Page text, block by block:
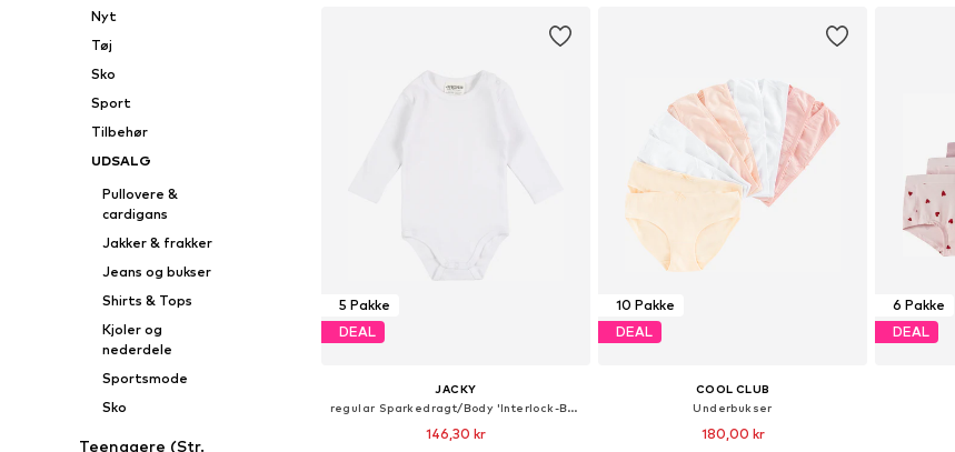
Nyt
Tøj
Sko
Sport
Tilbehør
UDSALG
Pullovere &
cardigans
Jakker & frakker
Jeans og bukser
Shirts & Tops
Kjoler og
nederdele
Sportsmode
Sko
Teenagere (Str.
5 Pakke
DEAL
JACKY
regular Sparkedragt/Body 'Interlock-Body langarm 5er Pack BASIC'
146,30 kr
10 Pakke
DEAL
COOL CLUB
Underbukser
180,00 kr
6 Pakke
DEAL